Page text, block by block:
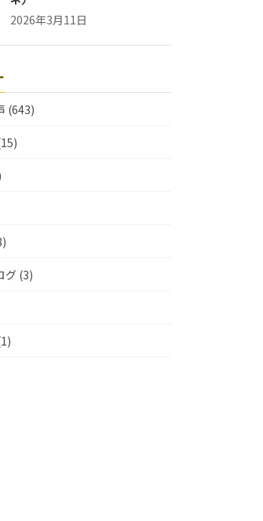
2026年3月11日
(643)
グ (3)